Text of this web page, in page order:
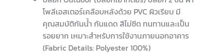
โพลีเอสเตอร์เคลือบหลังด้วย PVC ผิวเรียบ มี
คุณสมบัติกันน้ำ กันแดด สีไม่ซีด ทนทานและเป็น
รอยยาก เหมาะสำหรับการใช้งานภายนอกอาคาร
(Fabric Details: Polyester 100%)